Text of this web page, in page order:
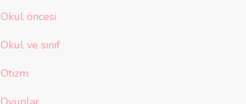
Okul öncesi
Okul ve sınıf
Otizm